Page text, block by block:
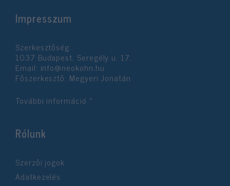
Impresszum
Szerkesztőség:
1037 Budapest, Seregély u. 17.
Email: info@neokohn.hu
Főszerkesztő: Megyeri Jonatán
További információ »
Rólunk
Szerzői jogok
Adatkezelés